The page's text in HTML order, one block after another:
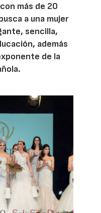
más de 20
a una mujer
sencilla,
además
de la